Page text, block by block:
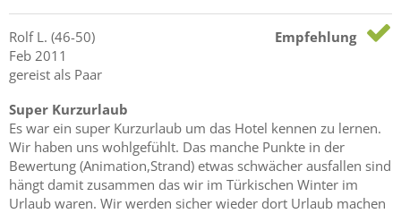
Rolf L. (46-50)
Feb 2011
gereist als Paar
Empfehlung
Super Kurzurlaub
Es war ein super Kurzurlaub um das Hotel kennen zu lernen.
Wir haben uns wohlgefühlt. Das manche Punkte in der
Bewertung (Animation,Strand) etwas schwächer ausfallen sind
hängt damit zusammen das wir im Türkischen Winter im
Urlaub waren. Wir werden sicher wieder dort Urlaub machen